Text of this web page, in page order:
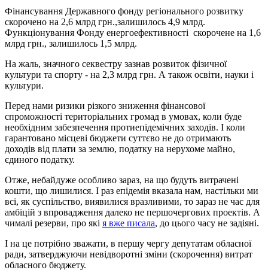
Фінансування Державного фонду регіонального розвитку
скорочено на 2,6 млрд грн.,залишилось 4,9 млрд.
Функціонування Фонду енергоефективності скорочене на 1,6
млрд грн., залишилось 1,5 млрд.
На жаль, значного секвестру зазнав розвиток фізичної
культури та спорту - на 2,3 млрд грн. А також освіти, науки і
культури.
Перед нами ризики різкого зниження фінансової
спроможності територіальних громад в умовах, коли буде
необхідним забезпечення протиепідемічних заходів. І коли
гарантовано місцеві бюджети суттєво не до отримають
доходів від плати за землю, податку на нерухоме майно,
єдиного податку.
Отже, небайдуже особливо зараз, на що будуть витрачені
кошти, що лишилися. І раз епідемія вказала нам, настільки ми
всі, як суспільство, виявилися вразливими, то зараз не час для
амбіцій з впровадження далеко не першочергових проектів. А
чималі резерви, про які я вже писала, до цього часу не задіяні.
І на це потрібно зважати, в першу чергу депутатам обласної
ради, затверджуючи невідворотні зміни (скорочення) витрат
обласного бюджету.